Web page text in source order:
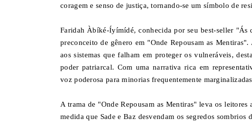
coragem e senso de justiça, tornando-se um símbolo de
Faridah Àbíké-Íyímídé, conhecida por seu best-seller "Ás
preconceito de gênero em "Onde Repousam as
aos sistemas que falham em proteger os vulneráveis,
poder patriarcal. Com uma narrativa rica em
voz poderosa para minorias frequentemente
A trama de "Onde Repousam as Mentiras" leva os
medida que Sade e Baz desvendam os segredos